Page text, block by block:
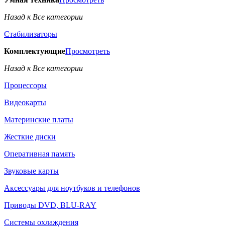
Назад к Все категории
Стабилизаторы
КомплектующиеПросмотреть
Назад к Все категории
Процессоры
Видеокарты
Материнские платы
Жесткие диски
Оперативная память
Звуковые карты
Аксессуары для ноутбуков и телефонов
Приводы DVD, BLU-RAY
Системы охлаждения